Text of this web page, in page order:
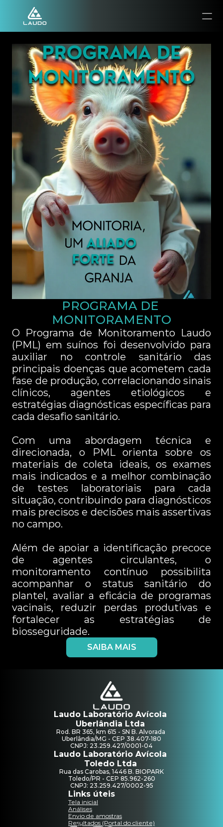
Envio de amostras
Contato
Publicações
Portal do cliente
PROGRAMA DE
MONITORAMENTO
O Programa de Monitoramento Laudo
(PML) em suínos foi desenvolvido para
auxiliar no controle sanitário das
principais doenças que acometem cada
fase de produção, correlacionando sinais
clínicos, agentes etiológicos e
estratégias diagnósticas específicas para
cada desafio sanitário.
Com uma abordagem técnica e
direcionada, o PML orienta sobre os
materiais de coleta ideais, os exames
mais indicados e a melhor combinação
de testes laboratoriais para cada
situação, contribuindo para diagnósticos
mais precisos e decisões mais assertivas
no campo.
Além de apoiar a identificação precoce
de agentes circulantes, o
monitoramento contínuo possibilita
acompanhar o status sanitário do
plantel, avaliar a eficácia de programas
vacinais, reduzir perdas produtivas e
fortalecer as estratégias de
biosseguridade.
SAIBA MAIS
Laudo Laboratório Avícola
Uberlândia Ltda
Rod. BR 365, km 615 - SN B. Alvorada
Uberlândia/MG - CEP 38.407-180
CNPJ: 23.259.427/0001-04
Laudo Laboratório Avícola
Toledo Ltda
Rua das Carobas, 1446 B. BIOPARK
Toledo/PR - CEP 85.962-260
CNPJ: 23.259.427/0002-95
Links úteis
Tela inicial
Análises
Envio de amostras
Resultados (Portal do cliente)